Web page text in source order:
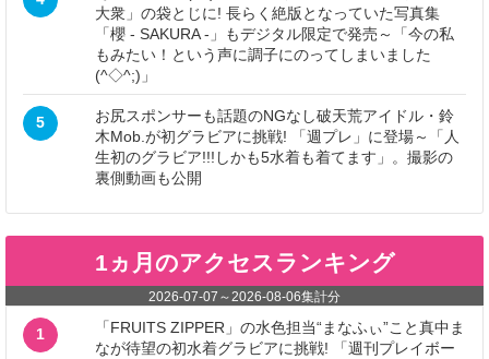
大衆」の袋とじに! 長らく絶版となっていた写真集
「櫻 - SAKURA -」もデジタル限定で発売～「今の私
もみたい！という声に調子にのってしまいました
(^◇^;)」
5
お尻スポンサーも話題のNGなし破天荒アイドル・鈴
木Mob.が初グラビアに挑戦! 「週プレ」に登場～「人
生初のグラビア!!!しかも5水着も着てます」。撮影の
裏側動画も公開
1ヵ月のアクセスランキング
2026-07-07 ～2026-08-06集計分
1
「FRUITS ZIPPER」の水色担当“まなふぃ”こと真中ま
なが待望の初水着グラビアに挑戦! 「週刊プレイボー